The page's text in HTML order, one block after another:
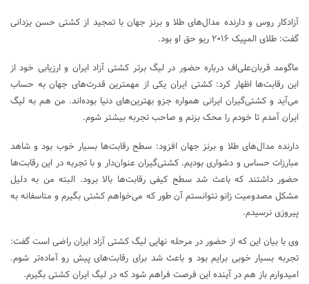
آزادکار روس و دارنده مدال‌های طلا و برنز جهان با تمجید از کشتی حسن یزدانی
گفت: طلای المپیک ۲۰۱۶ ریو حق او بود.
ماگومد قربان‌علی‌اف درباره حضور در لیگ برتر کشتی آزاد ایران و ارزیابی خود از
این رقابت‌ها اظهار کرد: کشتی ایران یکی از مهمترین قدرت‌های جهان به حساب
می‌آید و کشتی‌گیران ایرانی همواره جزو بهترین‌های دنیا بوده‌اند. من هم به لیگ
ایران آمدم تا خودم را محک بزنم و صاحب تجربه بیشتر شوم.
دارنده مدال‌های طلا و برنز جهان افزود: سطح رقابت‌ها بسیار خوب بود و شاهد
مبارزات حساس و دشواری بودیم. کشتی‌گیران عنوان‌دار و با تجربه در این رقابت‌ها
حضور داشتند که باعث شد سطح کیفی رقابت‌ها بالا برود. البته من به دلیل
مشکل مصدومیت زانو نتوانستم آن طور که می‌خواهم کشتی بگیرم و متاسفانه به
پیروزی نرسیدم.
وی با بیان این که از حضور در مرحله نهایی لیگ کشتی آزاد ایران راضی است گفت:
تجربه بسیار خوبی برایم بود و باعث شد برای رقابت‌های پیش رو آماده‌تر شوم.
امیدوارم باز هم در آینده این فرصت فراهم شود که در لیگ ایران کشتی بگیرم.